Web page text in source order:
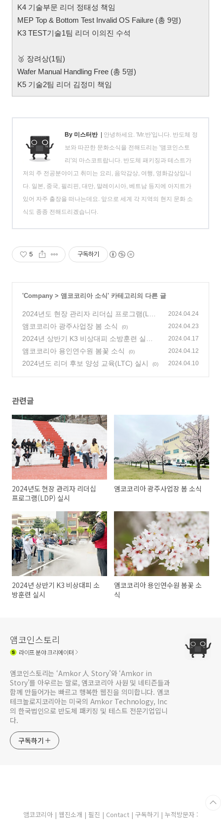
K4 기술부문 리더 정태성 책임
MEP Top & Bottom Test Invalid OS Failure (총 9명)
K3 TEST기술1팀 리더 이의진 수석
🥉 장려상(1팀)
Wafer Manual Handling Free (총 5명)
K5 기술2팀 리더 김정미 책임
By 미스터반 | 안녕하세요. 'Mr.반'입니다. 반도체 정
보와 따끈한 문화소식을 전해드리는 '앰코인스토
리'의 마스코트랍니다. 반도체 패키징과 테스트가
저의 주 전공분야이고 취미는 요리, 음악감상, 여행, 영화감상입니
다. 일본, 중국, 필리핀, 대만, 말레이시아, 베트남 등지에 아지트가
있어 자주 출장을 떠나는데요. 앞으로 세계 각 지역의 현지 문화 소
식도 종종 전해드리겠습니다.
5 구독하기
'Company > 앰코코리아 소식' 카테고리의 다른 글
2024년도 현장 관리자 리더십 프로그램(LD
P) 실시
(3)
2024.04.24
앰코코리아 광주사업장 봄 소식 (0) 2024.04.23
2024년 상반기 K3 비상대피 소방훈련 실시
(0)
2024.04.17
앰코코리아 용인연수원 봄꽃 소식 (0) 2024.04.12
2024년도 리더 후보 양성 교육(LTC) 실시 (0) 2024.04.10
관련글
2024년도 현장 관리자 리더십
프로그램(LDP) 실시
앰코코리아 광주사업장 봄 소식
2024년 상반기 K3 비상대피 소
방훈련 실시
앰코코리아 용인연수원 봄꽃 소
식
앰코인스토리
라이프분야 크리에이터
앰코인스토리는 ‘Amkor 人 Story’와 ‘Amkor in
Story’를 아우르는 말로, 앰코코리아 사원 및 네티즌들과
함께 만들어가는 빠르고 행복한 웹진을 의미합니다. 앰코
테크놀로지코리아는 미국의 Amkor Technology, Inc
의 한국법인으로 반도체 패키징 및 테스트 전문기업입니
다.
구독하기
앰코코리아| 웹진소개 | 필진 | Contact | 구독하기 | 누적방문자 :